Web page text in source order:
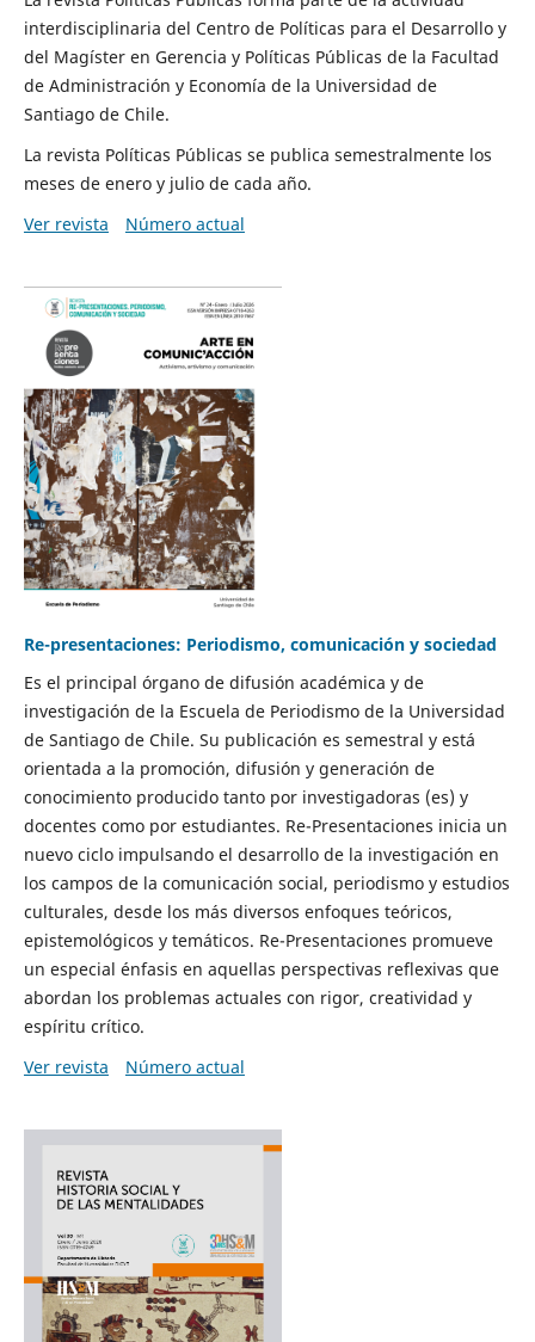
interdisciplinaria del Centro de Políticas para el Desarrollo y
del Magíster en Gerencia y Políticas Públicas de la Facultad
de Administración y Economía de la Universidad de
Santiago de Chile.
La revista Políticas Públicas se publica semestralmente los
meses de enero y julio de cada año.
Ver revista
Número actual
Re-presentaciones: Periodismo, comunicación y sociedad
Es el principal órgano de difusión académica y de
investigación de la Escuela de Periodismo de la Universidad
de Santiago de Chile. Su publicación es semestral y está
orientada a la promoción, difusión y generación de
conocimiento producido tanto por investigadoras (es) y
docentes como por estudiantes. Re-Presentaciones inicia un
nuevo ciclo impulsando el desarrollo de la investigación en
los campos de la comunicación social, periodismo y estudios
culturales, desde los más diversos enfoques teóricos,
epistemológicos y temáticos. Re-Presentaciones promueve
un especial énfasis en aquellas perspectivas reflexivas que
abordan los problemas actuales con rigor, creatividad y
espíritu crítico.
Ver revista
Número actual